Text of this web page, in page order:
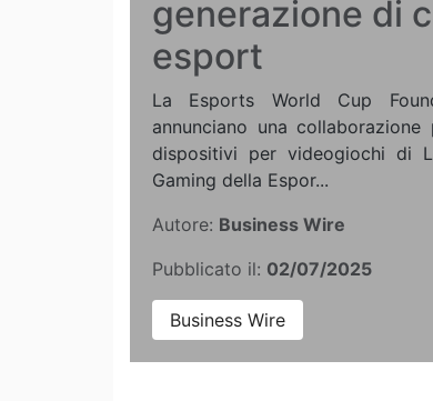
generazione di
esport
La Esports World Cup
annunciano una
dispositivi per videogiochi di
Gaming della Espor...
Autore: Business Wire
Pubblicato il: 02/07/2025
Business Wire